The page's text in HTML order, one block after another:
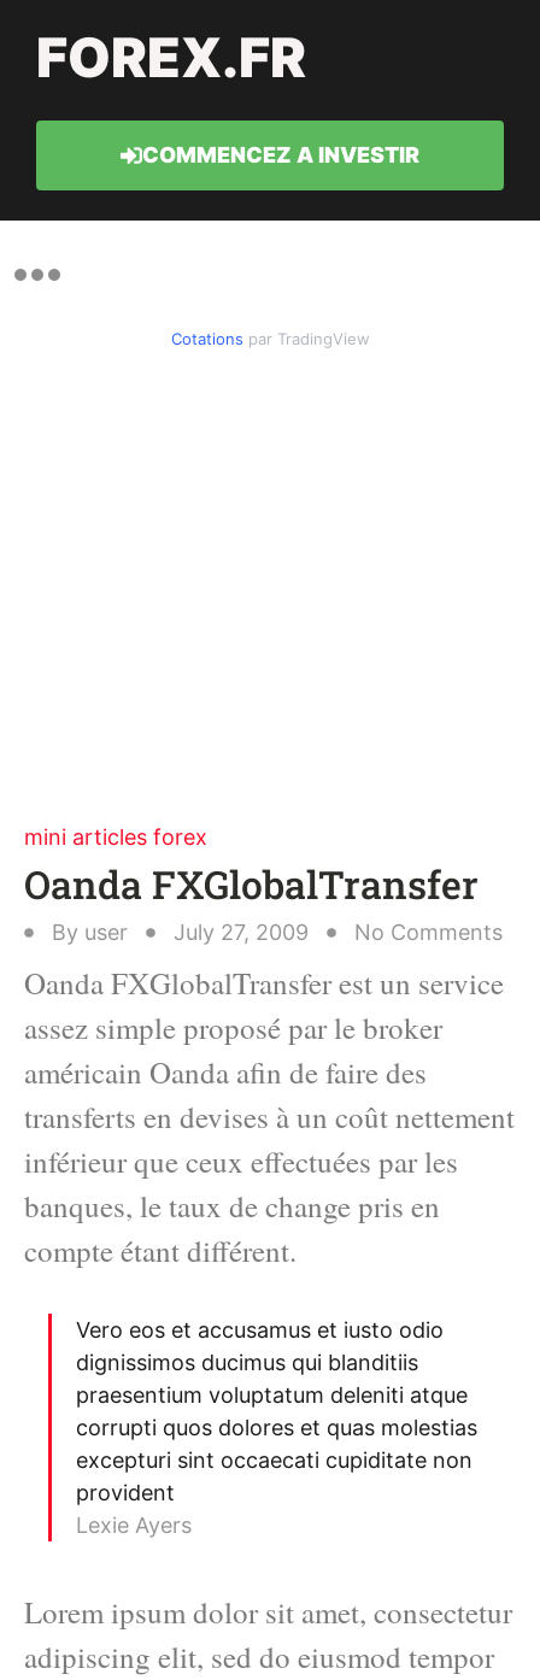
FOREX.FR
COMMENCEZ A INVESTIR
Cotations par TradingView
mini articles forex
Oanda FXGlobalTransfer
By user July 27, 2009 No Comments
Oanda FXGlobalTransfer est un service
assez simple proposé par le broker
américain Oanda afin de faire des
transferts en devises à un coût nettement
inférieur que ceux effectuées par les
banques, le taux de change pris en
compte étant différent.
Vero eos et accusamus et iusto odio
dignissimos ducimus qui blanditiis
praesentium voluptatum deleniti atque
corrupti quos dolores et quas molestias
excepturi sint occaecati cupiditate non
provident
Lexie Ayers
Lorem ipsum dolor sit amet, consectetur
adipiscing elit, sed do eiusmod tempor